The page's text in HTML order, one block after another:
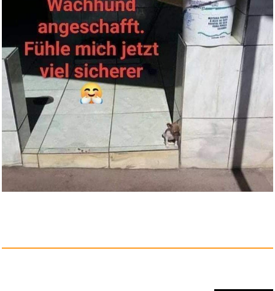
Anzeige
Street Fighter 6 Years 1-2 Fig...